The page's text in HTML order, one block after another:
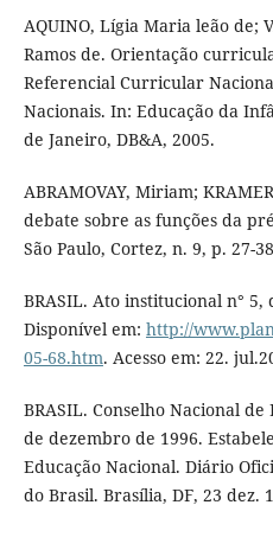
AQUINO, Lígia Maria leão de;
Ramos de. Orientação
Referencial Curricular
Nacionais. In: Educação da
de Janeiro, DB&A, 2005.
ABRAMOVAY, Miriam;
debate sobre as funções da
São Paulo, Cortez, n. 9, p. 27-
BRASIL. Ato institucional n°
Disponível em: http://
05-68.htm. Acesso em: 22.
BRASIL. Conselho Nacional
de dezembro de 1996.
Educação Nacional. Diário
do Brasil. Brasília, DF, 23 dez.